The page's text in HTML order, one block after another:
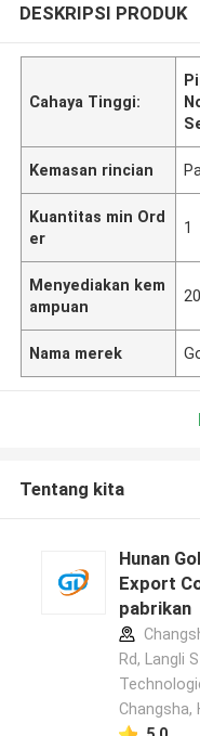
DESKRIPSI PRODUK
Cahaya Tinggi:
Kemasan rincian
Kuantitas min Ord
er
1
Menyediakan kem
ampuan
Nama merek
Tentang kita
Hunan
Export
pabrikan
Rd, Langli
Changsha,